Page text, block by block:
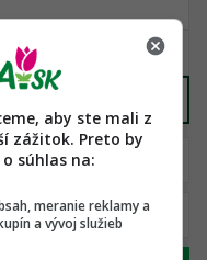
aby ste mali z
zážitok. Preto by
súhlas na:
meranie reklamy a
a vývoj služieb